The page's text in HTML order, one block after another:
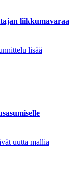
liikkumavaraa
lisää
uutta mallia